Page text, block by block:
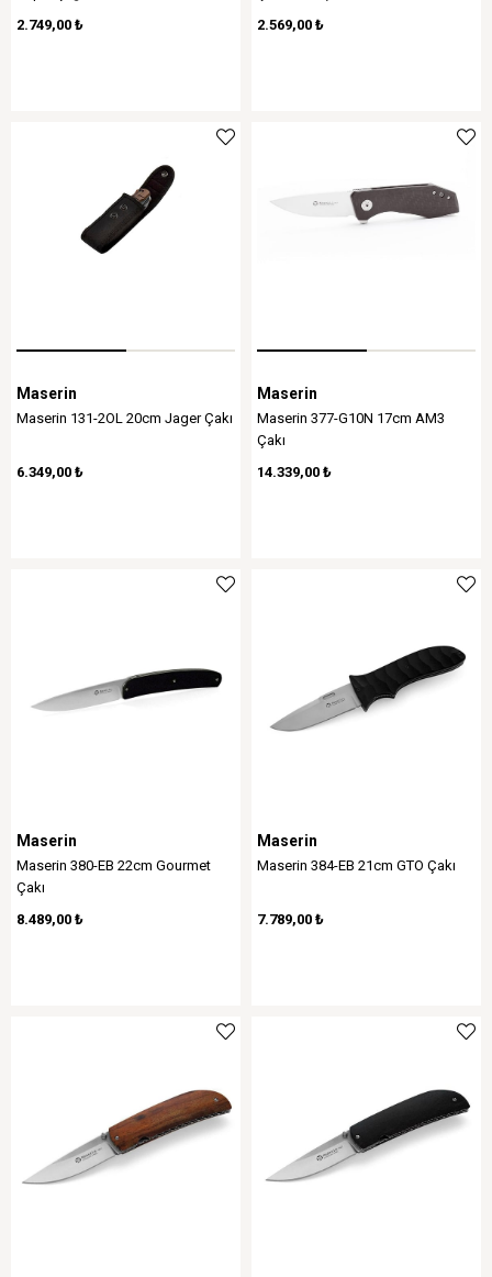
2.749,00 ₺
2.569,00 ₺
Maserin
Maserin 131-2OL 20cm Jager Çakı
6.349,00 ₺
Maserin
Maserin 377-G10N 17cm AM3
Çakı
14.339,00 ₺
Maserin
Maserin 380-EB 22cm Gourmet
Çakı
8.489,00 ₺
Maserin
Maserin 384-EB 21cm GTO Çakı
7.789,00 ₺